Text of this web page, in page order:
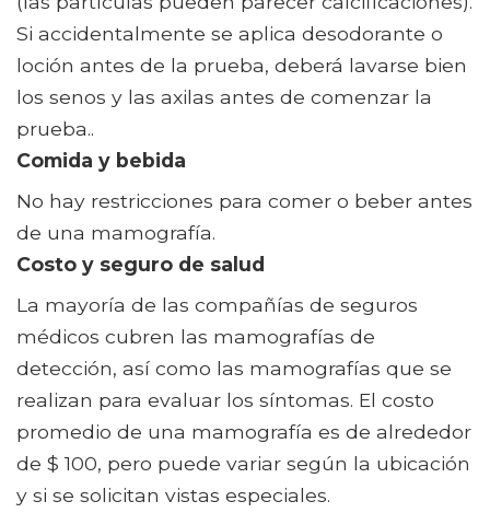
Si accidentalmente se aplica desodorante o
loción antes de la prueba, deberá lavarse bien
los senos y las axilas antes de comenzar la
prueba..
Comida y bebida
No hay restricciones para comer o beber antes
de una mamografía.
Costo y seguro de salud
La mayoría de las compañías de seguros
médicos cubren las mamografías de
detección, así como las mamografías que se
realizan para evaluar los síntomas. El costo
promedio de una mamografía es de alrededor
de $ 100, pero puede variar según la ubicación
y si se solicitan vistas especiales.